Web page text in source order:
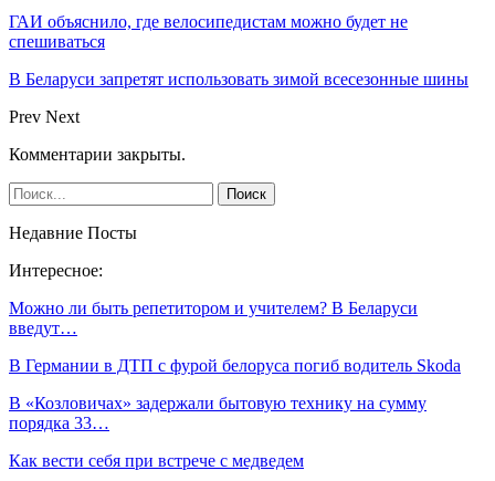
ГАИ объяснило, где велосипедистам можно будет не
спешиваться
В Беларуси запретят использовать зимой всесезонные шины
Prev Next
Комментарии закрыты.
Недавние Посты
Интересное:
Можно ли быть репетитором и учителем? В Беларуси
введут…
В Германии в ДТП с фурой белоруса погиб водитель Skoda
В «Козловичах» задержали бытовую технику на сумму
порядка 33…
Как вести себя при встрече с медведем